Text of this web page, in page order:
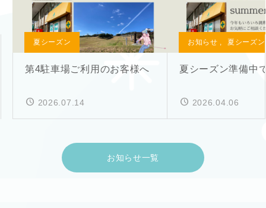
夏シーズン
第4駐車場ご利用のお客様へ
2026.07.14
お知らせ , 夏シーズン
夏シーズン準備中
2026.04.06
お知らせ一覧